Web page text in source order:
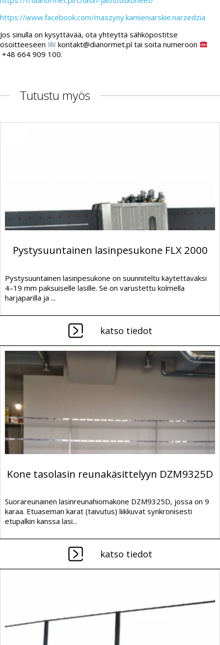
https://www.facebook.com/maszyny.kamieniarskie.narzedzia
Jos sinulla on kysyttävää, ota yhteyttä sähköpostitse
osoitteeseen
kontakt@dianormet.pl tai soita numeroon
+48 664 909 100.
Tutustu myös
Pystysuuntainen lasinpesukone FLX 2000
Pystysuuntainen lasinpesukone on suunniteltu käytettäväksi
4–19 mm paksuiselle lasille. Se on varustettu kolmella
harjaparilla ja ...
katso tiedot
Kone tasolasin reunakäsittelyyn DZM9325D
Suorareunainen lasinreunahiomakone DZM9325D, jossa on 9
karaa. Etuaseman karat (taivutus) liikkuvat synkronisesti
etupalkin kanssa lasi...
katso tiedot